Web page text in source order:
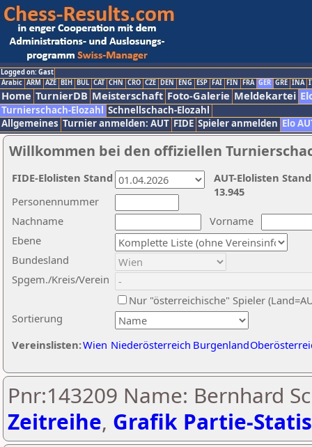
Logged on: Gast
Arabic ARM AZE BIH BUL CAT CHN CRO CZE DEN ENG ESP FAI FIN FRA GER GRE INA
Home TurnierDB Meisterschaft Foto-Galerie Meldekartei
Turnierschach-Elozahl Schnellschach-Elozahl
Allgemeines Turnier anmelden: AUT FIDE Spieler anmelden Elo
Willkommen bei den offiziellen
Nachname
Vorname
Ebene
Sortierung
Personennummer
Bundesland
Spgem./Kreis/Verein
Nur "österreichische" Spieler
Vereinslisten:Wien Niederösterreich Burgenland
AUT-Elolisten
13.945
FIDE-Elolisten Stand
Pnr:143209 Name: Bernhard
Zeitreihe, Grafik Partie-